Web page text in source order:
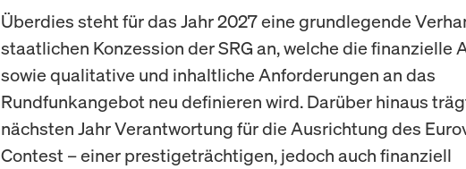
Überdies steht für das Jahr 2027 eine grundlegende
staatlichen Konzession der SRG an, welche die finanzielle
sowie qualitative und inhaltliche Anforderungen an das
Rundfunkangebot neu definieren wird. Darüber hinaus
nächsten Jahr Verantwortung für die Ausrichtung des
Contest – einer prestigeträchtigen, jedoch auch finanziell